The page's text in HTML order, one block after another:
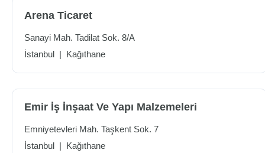
Arena Ticaret
Sanayi Mah. Tadilat Sok. 8/A
İstanbul | Kağıthane
Emir İş İnşaat Ve Yapı Malzemeleri
Emniyetevleri Mah. Taşkent Sok. 7
İstanbul | Kağıthane